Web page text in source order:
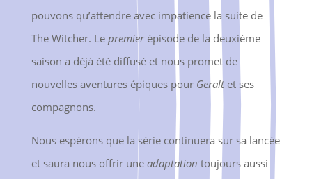
pouvons qu’attendre avec impatience la suite de
The Witcher. Le premierépisode de la deuxième
saison a déjà été diffusé et nous promet de
nouvelles aventures épiques pour Geraltet ses
compagnons.
Nous espérons que la série continuera sur sa lancée
et saura nous offrir une adaptation toujours aussi